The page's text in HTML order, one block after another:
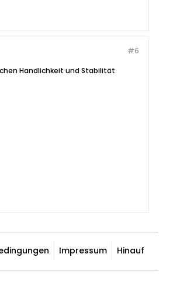
#6
Handlichkeit und Stabilität
Impressum Hinauf